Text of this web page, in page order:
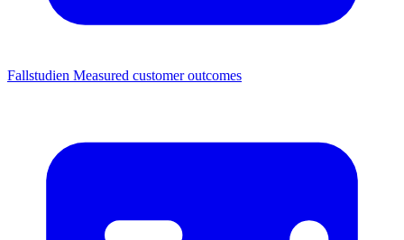
Fallstudien Measured customer outcomes